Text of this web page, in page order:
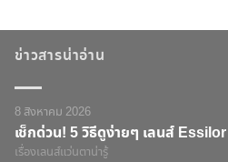
ข่าวสารน่าอ่าน
8 สิงหาคม 2026
เช็กด่วน! 5 วิธีดูง่ายๆ เลนส์
เรื่องเลนส์แว่นตาน่ารู้